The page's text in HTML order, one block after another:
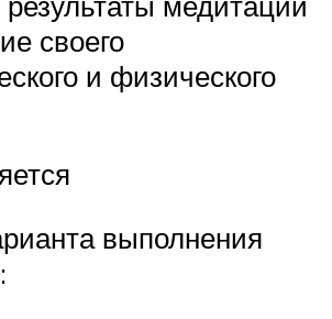
своего
и физического
выполнения